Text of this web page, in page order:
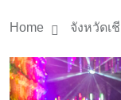
Home จังหวัดเ